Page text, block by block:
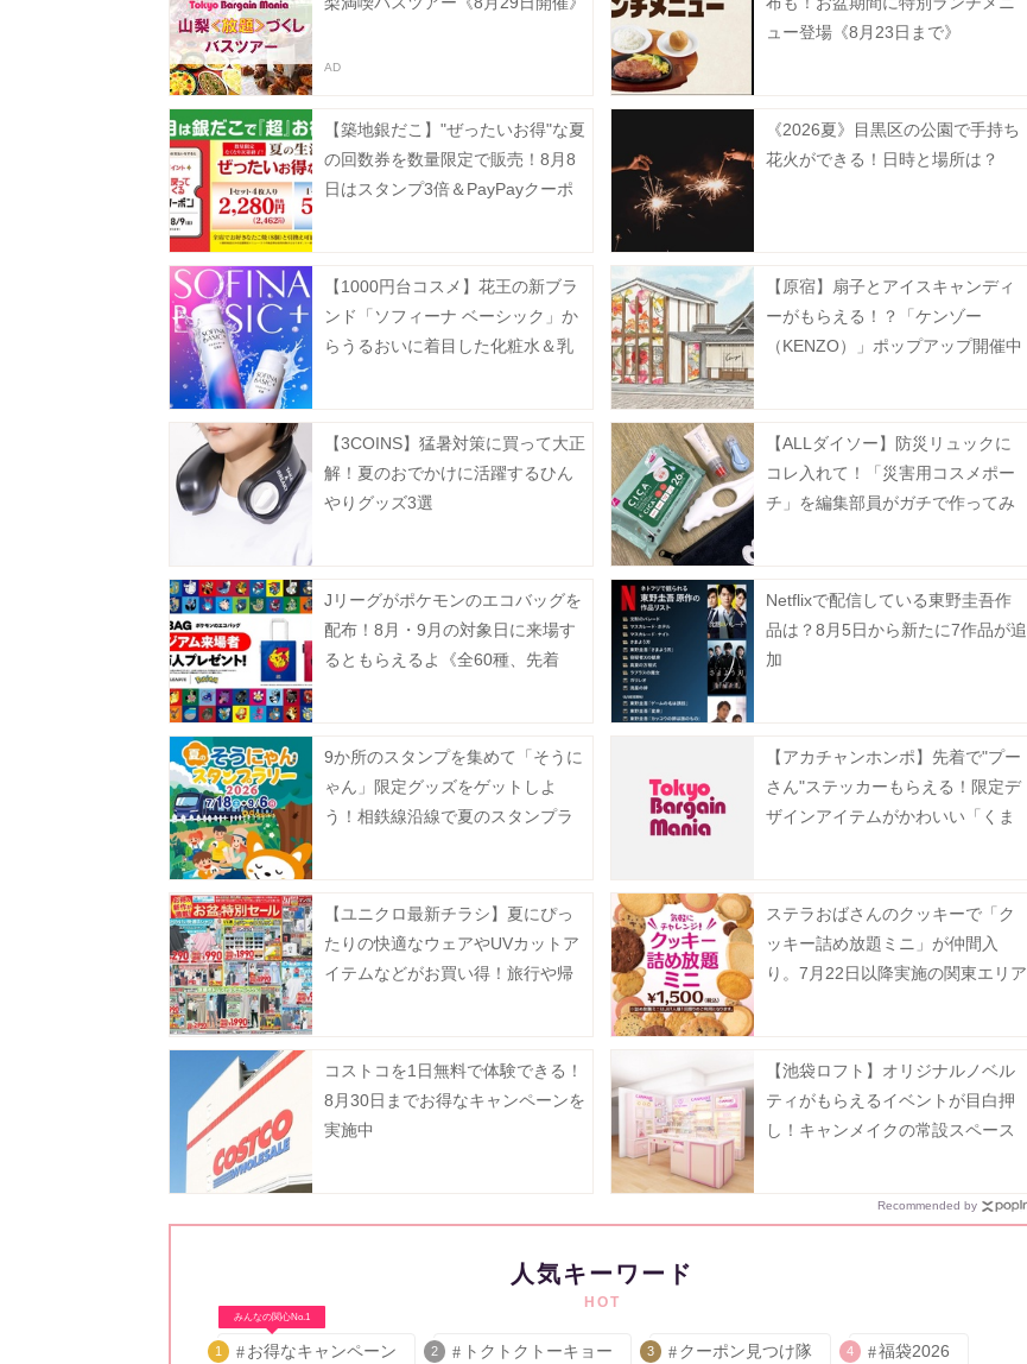
ュー登場《8月23日まで》
【築地銀だこ】"ぜったいお得"な夏
の回数券を数量限定で販売！8月8
日はスタンプ3倍＆PayPayクーポ
《2026夏》目黒区の公園で手持ち
花火ができる！日時と場所は？
【1000円台コスメ】花王の新ブラ
ンド「ソフィーナ ベーシック」か
らうるおいに着目した化粧水＆乳
【原宿】扇子とアイスキャンディ
ーがもらえる！？「ケンゾー
（KENZO）」ポップアップ開催中
【3COINS】猛暑対策に買って大正
解！夏のおでかけに活躍するひん
やりグッズ3選
【ALLダイソー】防災リュックに
コレ入れて！「災害用コスメポー
チ」を編集部員がガチで作ってみ
Jリーグがポケモンのエコバッグを
配布！8月・9月の対象日に来場す
るともらえるよ《全60種、先着
Netflixで配信している東野圭吾作
品は？8月5日から新たに7作品が追
加
9か所のスタンプを集めて「そうに
ゃん」限定グッズをゲットしよ
う！相鉄線沿線で夏のスタンプラ
【アカチャンホンポ】先着で"プー
さん"ステッカーもらえる！限定デ
ザインアイテムがかわいい「くま
【ユニクロ最新チラシ】夏にぴっ
たりの快適なウェアやUVカットア
イテムなどがお買い得！旅行や帰
ステラおばさんのクッキーで「ク
ッキー詰め放題ミニ」が仲間入
り。7月22日以降実施の関東エリア
コストコを1日無料で体験できる！
8月30日までお得なキャンペーンを
実施中
【池袋ロフト】オリジナルノベル
ティがもらえるイベントが目白押
し！キャンメイクの常設スペース
Recommended by
人気キーワード
HOT
みんなの関心No.1
1 お得なキャンペーン 2 トクトクトーキョー 3 クーポン見つけ隊 4 福袋2026